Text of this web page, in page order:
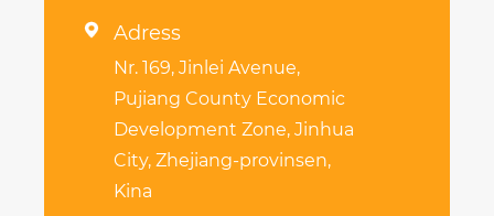
 Adress
Nr. 169, Jinlei Avenue,
Pujiang County Economic
Development Zone, Jinhua
City, Zhejiang-provinsen,
Kina